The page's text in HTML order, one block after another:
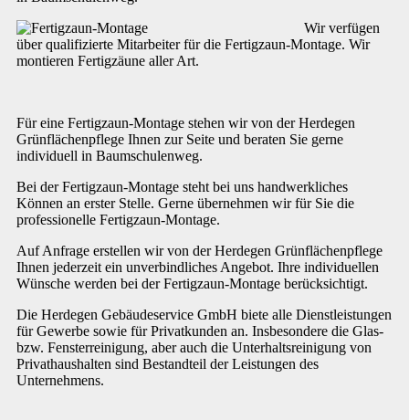
Wir verfügen
über qualifizierte Mitarbeiter für die Fertigzaun-Montage. Wir
montieren Fertigzäune aller Art.
Für eine Fertigzaun-Montage stehen wir von der Herdegen
Grünflächenpflege Ihnen zur Seite und beraten Sie gerne
individuell in Baumschulenweg.
Bei der Fertigzaun-Montage steht bei uns handwerkliches
Können an erster Stelle. Gerne übernehmen wir für Sie die
professionelle Fertigzaun-Montage.
Auf Anfrage erstellen wir von der Herdegen Grünflächenpflege
Ihnen jederzeit ein unverbindliches Angebot. Ihre individuellen
Wünsche werden bei der Fertigzaun-Montage berücksichtigt.
Die Herdegen Gebäudeservice GmbH biete alle Dienstleistungen
für Gewerbe sowie für Privatkunden an. Insbesondere die Glas-
bzw. Fensterreinigung, aber auch die Unterhaltsreinigung von
Privathaushalten sind Bestandteil der Leistungen des
Unternehmens.